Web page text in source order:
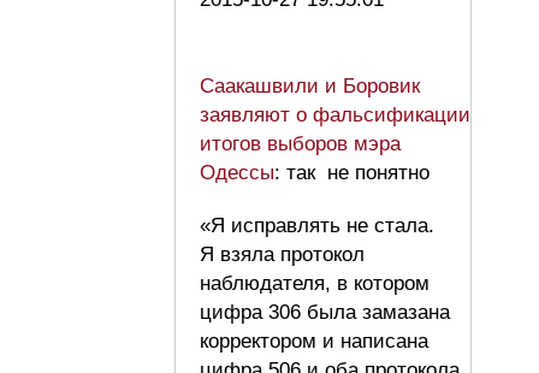
Саакашвили и Боровик
заявляют о фальсификации
итогов выборов мэра
Одессы: так не понятно
«Я исправлять не стала.
Я взяла протокол
наблюдателя, в котором
цифра 306 была замазана
корректором и написана